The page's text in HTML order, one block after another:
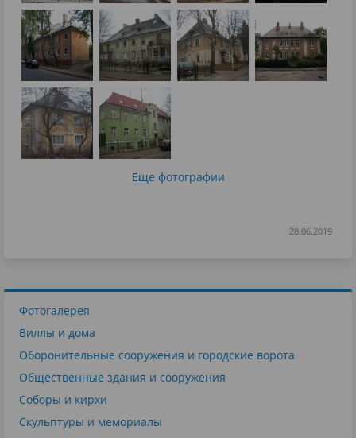
Еще фотографии
28.06.2019
Фотогалерея
Виллы и дома
Оборонительные сооружения и городские ворота
Общественные здания и сооружения
Соборы и кирхи
Скульптуры и мемориалы